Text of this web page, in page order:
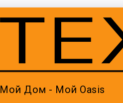
Мой Дом - Мой Oasis